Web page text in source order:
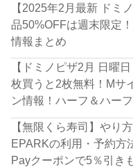
【2025年2月最新 ドミ
品50%OFFは週末限定
情報まとめ
【ドミノピザ2月 日曜
枚買うと2枚無料！Mサ
ン情報！ハーフ＆ハーフ
【無限くら寿司】やり
EPARKの利用・予約方
Payクーポンで5％引き